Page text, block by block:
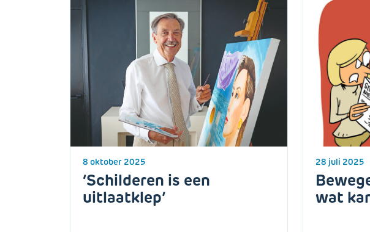
8 oktober 2025
‘Schilderen is een
uitlaatklep’
28 juli 2025
wat